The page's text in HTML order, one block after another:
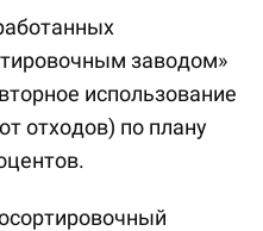
заводом»
использование
отходов) по плану